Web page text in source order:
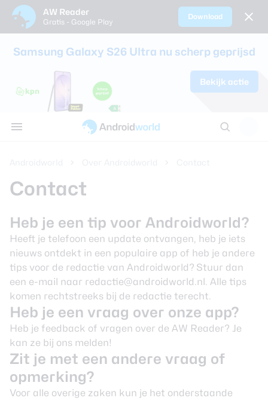
AW Reader
Gratis - Google Play
Download
Samsung Galaxy S26 Ultra nu scherp geprijsd
Bekijk actie
Contact
Heb je een tip voor Androidworld?
Heeft je telefoon een update ontvangen, heb je iets
nieuws ontdekt in een populaire app of heb je andere
tips voor de redactie van Androidworld? Stuur dan
een e-mail naar redactie@androidworld.nl. Alle tips
komen rechtstreeks bij de redactie terecht.
Heb je een vraag over onze app?
Heb je feedback of vragen over de AW Reader? Je
kan ze bij ons melden!
Zit je met een andere vraag of
opmerking?
Voor alle overige zaken kun je het onderstaande
Alle reviews
review
Oppo Find
Samsung
review
Alle
kinderen
Beste
Beste
Beste tablets
Smartphones
Oordopjes
koptelefoons
Tablets
AW